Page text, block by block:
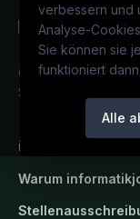
verbessern und
Analyse-
Sie können sie
funktioniert
Alle
Österreichs IT-
Service der
informatikjobs.at
Warum